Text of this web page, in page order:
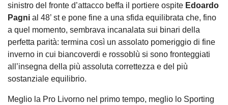
sinistro del fronte d’attacco beffa il portiere ospite Edoardo
Pagni al 48’ st e pone fine a una sfida equilibrata che, fino
a quel momento, sembrava incanalata sui binari della
perfetta parità: termina così un assolato pomeriggio di fine
inverno in cui biancoverdi e rossoblù si sono fronteggiati
all’insegna della più assoluta correttezza e del più
sostanziale equilibrio.
Meglio la Pro Livorno nel primo tempo, meglio lo Sporting